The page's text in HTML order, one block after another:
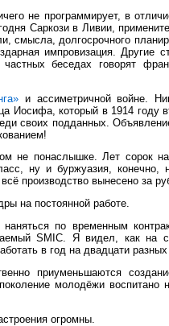
не программирует, в
Саркози в Ливии,
смысла, долгосрочного
импровизация.
беседах говорят
и ассиметричной войне.
Иосифа, который в 1914 году
своих подданных.
не понаслышке. Лет сорок
ну и буржуазия, конечно,
производство вынесено за
на постоянной работе.
по временным
SMIC. Я видел, как на
в год на двадцати разных
приуменьшаются
молодёжи воспитано
огромны.